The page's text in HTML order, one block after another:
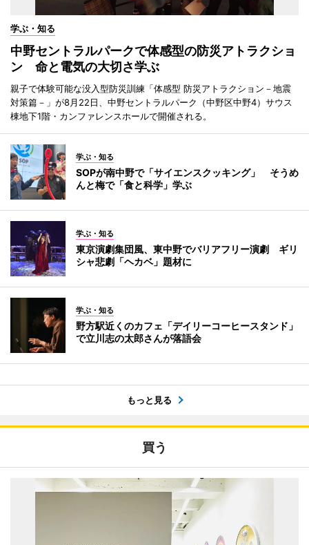
学ぶ・知る
中野セントラルパークで体感型の防災アトラクショ
ン 命と電気の大切さ学ぶ
親子で体験可能な没入型防災訓練「体感型 防災アトラクション－地震
対策篇－」が8月22日、中野セントラルパーク（中野区中野4）サウス
棟地下1階・カンファレンスホールで開催される。
学ぶ・知る
SOPが南中野で「サイエンスクッキング」 そうめ
んと梅で「食と科学」学ぶ
学ぶ・知る
東京演劇集団風、東中野でバリアフリー演劇 ギリ
シャ悲劇「ヘカベ」題材に
学ぶ・知る
野方駅近くのカフェ「デイリーコーヒースタンド」
で立川志の太郎さんが落語会
もっと見る
買う